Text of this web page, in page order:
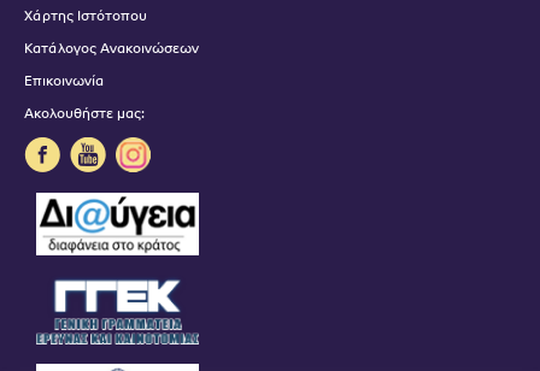
Χάρτης Ιστότοπου
Κατάλογος Ανακοινώσεων
Επικοινωνία
Ακολουθήστε μας: